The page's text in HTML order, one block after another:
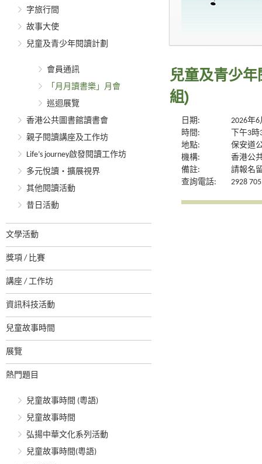
字旅行間
故事大使
兒童及青少年閱讀計劃
會員通訊
「月月讀書樂」月會
巡迴展覽
香港公共圖書館讀書會
親子閱讀講座及工作坊
Life’s journey啟發閱讀工作坊
多元悅讀‧擴展視界
其他閱讀活動
昔日活動
文學活動
獎項 / 比賽
講座 / 工作坊
資訊科技活動
兒童故事時間
展覽
熱門題目
兒童故事時間 (粵語)
兒童故事時間
弘揚中華文化系列活動
兒童故事時間(粵語)
兒童及青少
組)
日期:
2026年
時間:
下午3
地點:
保安道
機構:
香港公
備註:
請報名
查詢電話:
2928